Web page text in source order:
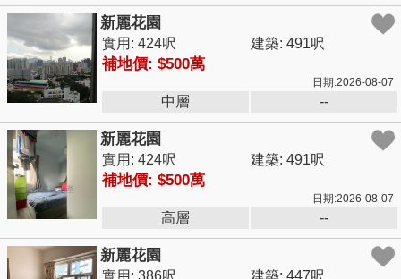
新麗花園
實用: 424呎 建築: 491呎
補地價: $500萬
日期:2026-08-07
中層 --
新麗花園
實用: 424呎 建築: 491呎
補地價: $500萬
日期:2026-08-07
高層 --
新麗花園
實用: 386呎 建築: 447呎